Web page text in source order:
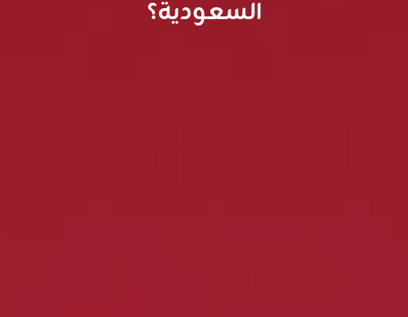
السعودية؟